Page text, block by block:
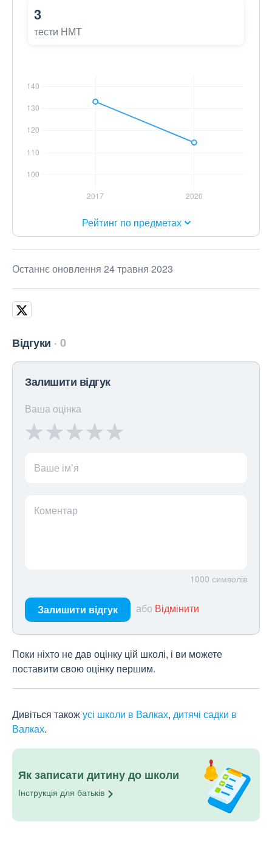
3
тести НМТ
Рейтинг по предметах
Останнє оновлення 24 травня 2023
Відгуки 0
Залишити відгук
Ваша оцінка
Ваше ім’я
Коментар
1000 символів
Залишити відгук або Відмінити
Поки ніхто не дав оцінку цій школі, і ви можете
поставити свою оцінку першим.
Дивіться такожусі школи в Валках, дитячі садки в
Валках.
Як записати дитину до школи
Інструкція для батьків